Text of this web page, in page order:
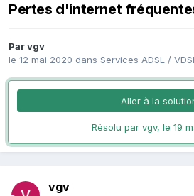
Pertes d'internet
Parvgv
le 12 mai 2020 dans Services ADSL /
Aller à la
Résolu par vgv, le 19
vgv